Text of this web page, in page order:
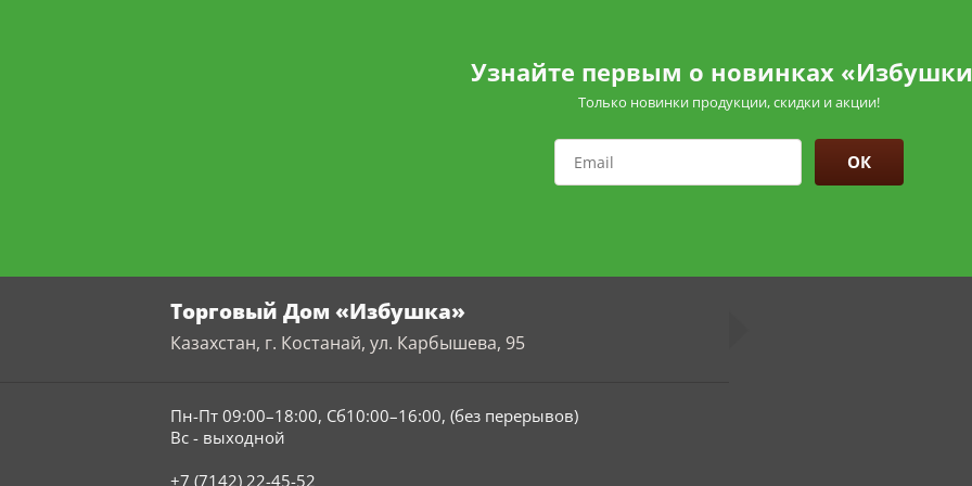
Узнайте первым о новинках
Только новинки продукции, скидки и акции!
ОК
Торговый Дом «Избушка»
Казахстан, г. Костанай, ул. Карбышева, 95
Пн-Пт 09:00–18:00, Сб10:00–16:00, (без перерывов)
Вс - выходной
+7 (7142) 22-45-52